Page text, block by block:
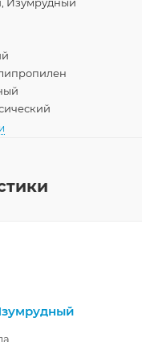
Изумрудный